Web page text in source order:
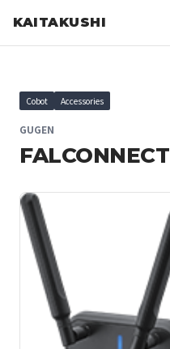
KAITAKUSHI
Cobot Accessories
GUGEN
FALCONNECT